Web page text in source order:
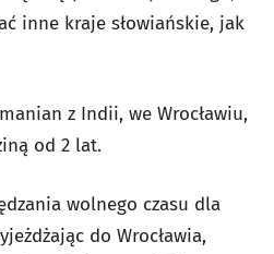
inne kraje słowiańskie, jak
z Indii, we Wrocławiu,
od 2 lat.
wolnego czasu dla
do Wrocławia,